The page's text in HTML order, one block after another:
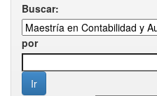
Buscar:
por